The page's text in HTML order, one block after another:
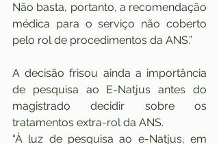
Não basta, portanto, a recomendação
médica para o serviço não coberto
pelo rol de procedimentos da ANS.”
A decisão frisou ainda a importância
de pesquisa ao E-Natjus antes do
magistrado decidir sobre os
tratamentos extra-rol da ANS.
“À luz de pesquisa ao e-Natjus, em